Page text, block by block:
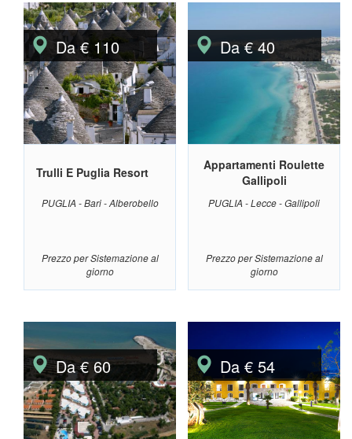
Da € 110
Trulli E Puglia Resort
PUGLIA - Bari - Alberobello
Prezzo per Sistemazione al
giorno
Da € 40
Appartamenti Roulette
Gallipoli
PUGLIA - Lecce - Gallipoli
Prezzo per Sistemazione al
giorno
Da € 60 Da € 54